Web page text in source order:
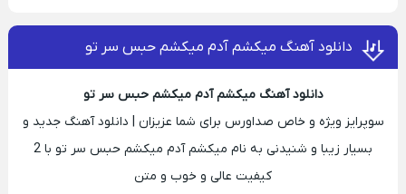
دانلود آهنگ میکشم آدم میکشم حبس سر تو
دانلود آهنگ میکشم آدم میکشم حبس سر تو
سوپرایز ویژه و خاص صداورس برای شما عزیزان | دانلود آهنگ جدید و
بسیار زیبا و شنیدنی به نام میکشم آدم میکشم حبس سر تو با 2
کیفیت عالی و خوب و متن